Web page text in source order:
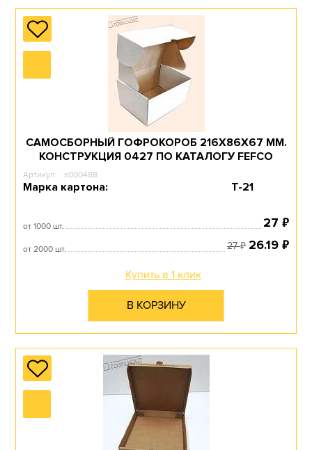
САМОСБОРНЫЙ ГОФРОКОРОБ 216Х86Х67 ММ.
КОНСТРУКЦИЯ 0427 ПО КАТАЛОГУ FEFCO
Артикул: s000488
Марка картона: Т-21
от 1000 шт. 27 ₽
от 2000 шт. 27₽ 26.19 ₽
Купить в 1 клик
В КОРЗИНУ